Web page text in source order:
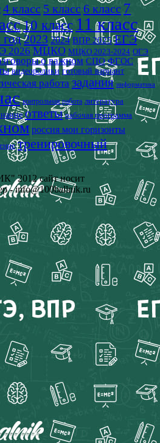
4 класс 5 класс 6 класс 7
10 класс 11 класс
2023 2024 ВПР 2025 ЕГЭ
2026 МЦКО МЦКО 2023-2024 ОГЭ
о важном СПО ФГОС
видеоролики готовый вариант
работа задания информатика
контрольная работа литература
ответы рабочая программа
россия мои горизонты
тренировочный
2012 сайт носит
- info@100ballnik.ru